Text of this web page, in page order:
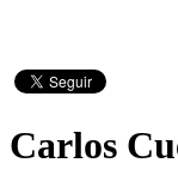
Carlos